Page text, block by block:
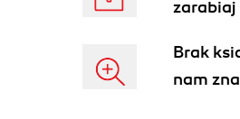
Ling.pl (137)
StreamBox VCR Suite (141)
WaveRec (143)
zarabiaj
Brak
nam